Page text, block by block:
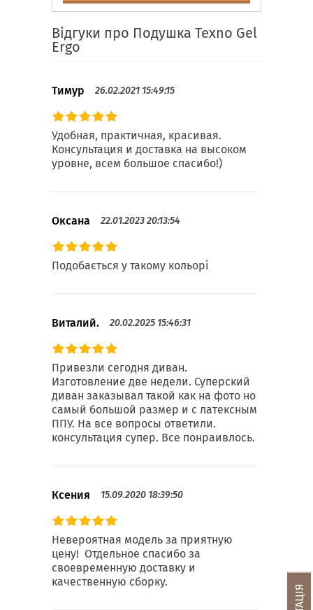
Відгуки про Подушка Texno Gel
Ergo
Тимур 26.02.2021 15:49:15
Удобная, практичная, красивая.
Консультация и доставка на высоком
уровне, всем большое спасибо!)
Оксана 22.01.2023 20:13:54
Подобається у такому кольорі
Виталий. 20.02.2025 15:46:31
Привезли сегодня диван.
Изготовление две недели. Суперский
диван заказывал такой как на фото но
самый большой размер и с латексным
ППУ. На все вопросы ответили.
консультация супер. Все понраивлось.
Ксения 15.09.2020 18:39:50
Невероятная модель за приятную
цену! Отдельное спасибо за
своевременную доставку и
качественную сборку.